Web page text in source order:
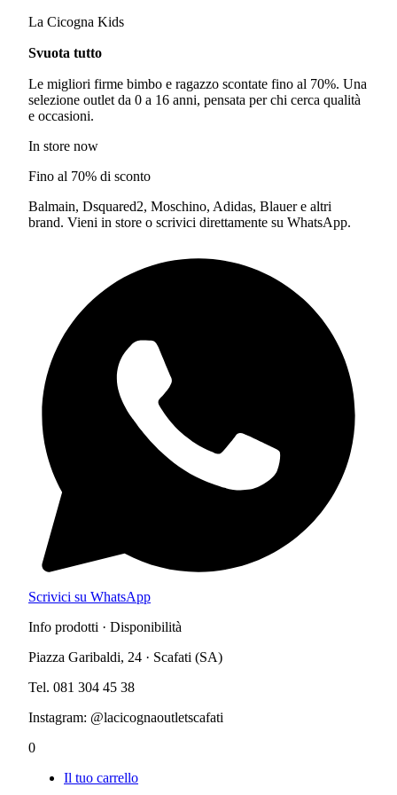
La Cicogna Kids
Svuota tutto
Le migliori firme bimbo e ragazzo scontate fino al 70%. Una
selezione outlet da 0 a 16 anni, pensata per chi cerca qualità
e occasioni.
In store now
Fino al 70% di sconto
Balmain, Dsquared2, Moschino, Adidas, Blauer e altri
brand. Vieni in store o scrivici direttamente su WhatsApp.
Scrivici su WhatsApp
Info prodotti · Disponibilità
Piazza Garibaldi, 24 · Scafati (SA)
Tel. 081 304 45 38
Instagram: @lacicognaoutletscafati
0
Il tuo carrello